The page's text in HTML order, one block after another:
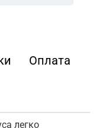
Оплата
легко